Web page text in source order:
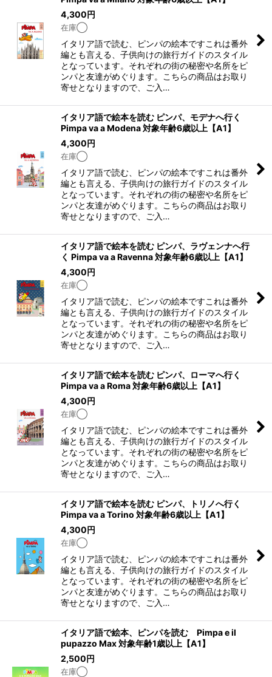
4,300円
在庫◯
イタリア語で読む、ピンパの絵本ですこれは番外
編とも言える、子供向けの旅行ガイドのスタイル
となっています。それぞれの街の秘密や名所をピ
ンパと友達がめぐります。こちらの商品はお取り
寄せとなりますので、ご入…
イタリア語で絵本を読む ピンパ、モデナへ行く
Pimpa va a Modena 対象年齢6歳以上【A1】
4,300円
在庫◯
イタリア語で読む、ピンパの絵本ですこれは番外
編とも言える、子供向けの旅行ガイドのスタイル
となっています。それぞれの街の秘密や名所をピ
ンパと友達がめぐります。こちらの商品はお取り
寄せとなりますので、ご入…
イタリア語で絵本を読む ピンパ、ラヴェンナへ行
く Pimpa va a Ravenna 対象年齢6歳以上【A1】
4,300円
在庫◯
イタリア語で読む、ピンパの絵本ですこれは番外
編とも言える、子供向けの旅行ガイドのスタイル
となっています。それぞれの街の秘密や名所をピ
ンパと友達がめぐります。こちらの商品はお取り
寄せとなりますので、ご入…
イタリア語で絵本を読む ピンパ、ローマへ行く
Pimpa va a Roma 対象年齢6歳以上【A1】
4,300円
在庫◯
イタリア語で読む、ピンパの絵本ですこれは番外
編とも言える、子供向けの旅行ガイドのスタイル
となっています。それぞれの街の秘密や名所をピ
ンパと友達がめぐります。こちらの商品はお取り
寄せとなりますので、ご入…
イタリア語で絵本を読む ピンパ、トリノへ行く
Pimpa va a Torino 対象年齢6歳以上【A1】
4,300円
在庫◯
イタリア語で読む、ピンパの絵本ですこれは番外
編とも言える、子供向けの旅行ガイドのスタイル
となっています。それぞれの街の秘密や名所をピ
ンパと友達がめぐります。こちらの商品はお取り
寄せとなりますので、ご入…
イタリア語で絵本、ピンパを読む Pimpa e il
pupazzo Max 対象年齢1歳以上【A1】
2,500円
在庫◯